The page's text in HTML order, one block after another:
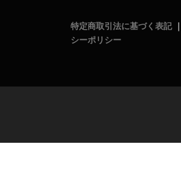
特定商取引法に基づく表記｜
シーポリシー